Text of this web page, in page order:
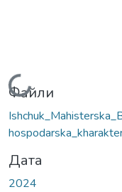
Вантажиться...
Файли
Дата
2024